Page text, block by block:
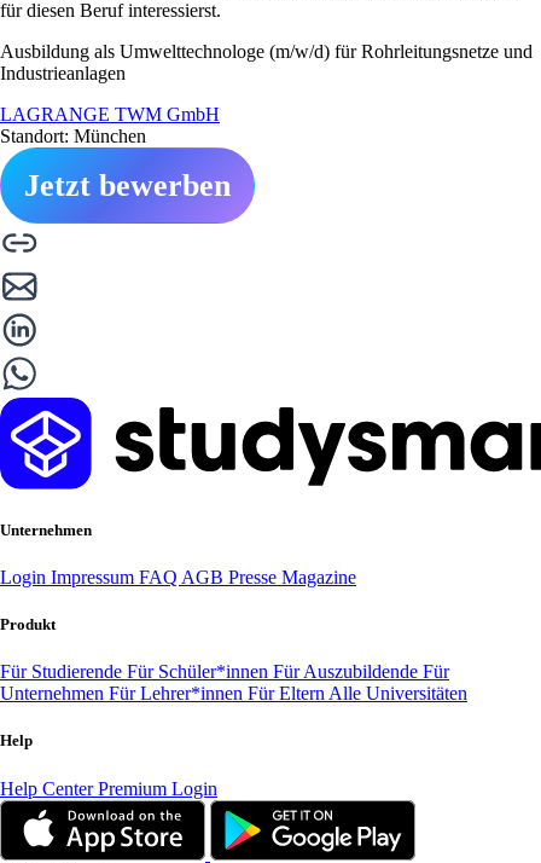
für diesen Beruf interessierst.
Ausbildung als Umwelttechnologe (m/w/d) für Rohrleitungsnetze und
Industrieanlagen
LAGRANGE TWM GmbH
Standort: München
Jetzt bewerben
Unternehmen
Login Impressum FAQ AGB Presse Magazine
Produkt
Für Studierende Für Schüler*innen Für Auszubildende Für
Unternehmen Für Lehrer*innen Für Eltern Alle Universitäten
Help
Help CenterPremium Login